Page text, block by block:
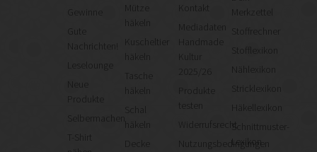
Gute
Nachrichten!
Leselounge
Neue
Produkte
Selbermachen
T-Shirt
Mütze
häkeln
Kuscheltier
häkeln
Tasche
häkeln
Kontakt
Mediadaten
Kultur
2025/26
Produkte
testen
Widerrufsrecht
Nutzungsbedingungen
Merkzettel
Stoffrechner
Stofflexikon
Nählexikon
Stricklexikon
Häkellexikon
Schnittmuster-
Lexikon